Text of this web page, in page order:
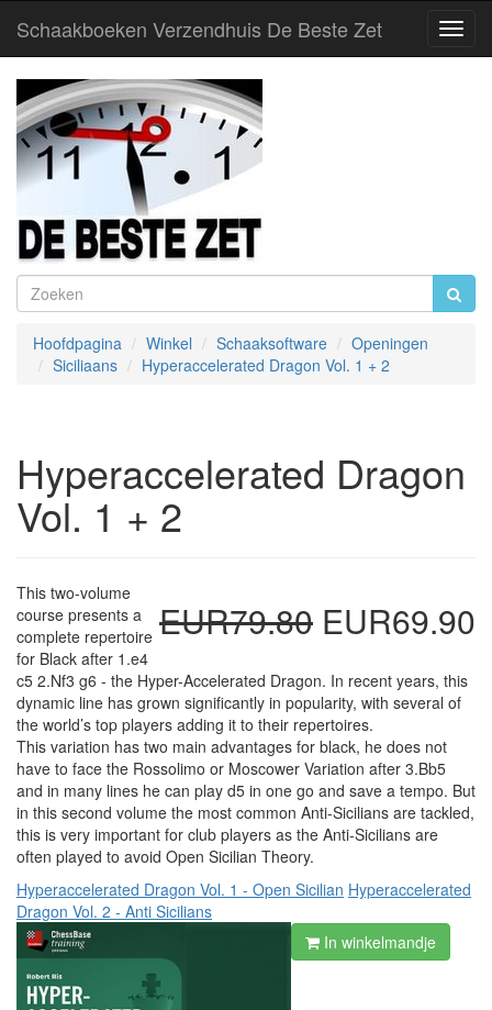
Schaakboeken Verzendhuis De Beste Zet
Hoofdpagina Winkel Schaaksoftware
Openingen
Siciliaans
Hyperaccelerated Dragon Vol. 1 + 2
Hyperaccelerated Dragon
Vol. 1 + 2
EUR79.80 EUR69.90
This two-volume
course presents a
complete repertoire
for Black after 1.e4
c5 2.Nf3 g6 - the Hyper-Accelerated Dragon. In recent years, this
dynamic line has grown significantly in popularity, with several of
the world’s top players adding it to their repertoires.
This variation has two main advantages for black, he does not
have to face the Rossolimo or Moscower Variation after 3.Bb5
and in many lines he can play d5 in one go and save a tempo. But
in this second volume the most common Anti-Sicilians are tackled,
this is very important for club players as the Anti-Sicilians are
often played to avoid Open Sicilian Theory.
Hyperaccelerated Dragon Vol. 1 - Open Sicilian Hyperaccelerated
Dragon Vol. 2 - Anti Sicilians
In winkelmandje